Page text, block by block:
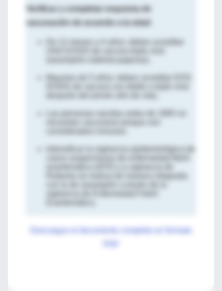
Verificar y completar esquema de
vacunación de acuerdo a la edad
Mayores de 5 años: deben acreditar DOS
Intensificar la vigilancia epidemiológica de
Descargue el documento completo en formato